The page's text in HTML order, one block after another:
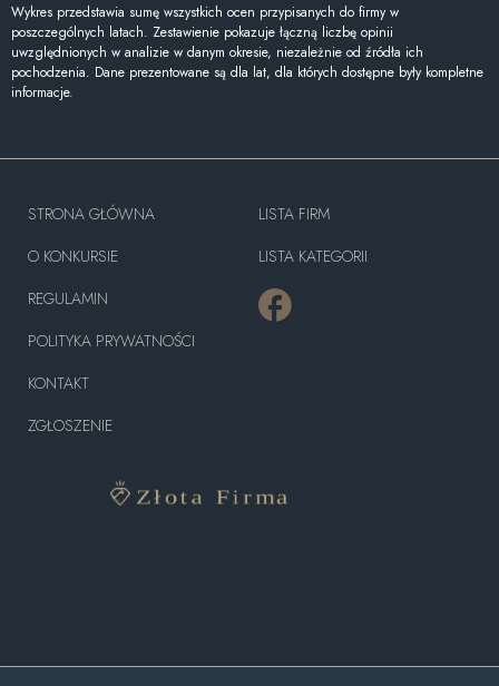
Wykres przedstawia sumę wszystkich ocen przypisanych do firmy w
poszczególnych latach. Zestawienie pokazuje łączną liczbę opinii
uwzględnionych w analizie w danym okresie, niezależnie od źródła ich
pochodzenia. Dane prezentowane są dla lat, dla których dostępne były kompletne
informacje.
STRONA GŁÓWNA
O KONKURSIE
REGULAMIN
POLITYKA PRYWATNOŚCI
KONTAKT
ZGŁOSZENIE
LISTA FIRM
LISTA KATEGORII